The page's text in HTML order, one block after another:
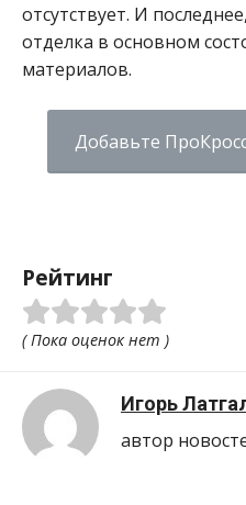
отсутствует. И
отделка в основном
материалов.
Добавьте
Рейтинг
( Пока оценок нет )
Игорь
автор